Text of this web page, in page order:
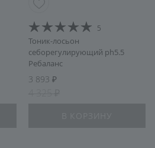
5
Тоник-лосьон
себорегулирующий ph5.5
Ребаланс
3 893